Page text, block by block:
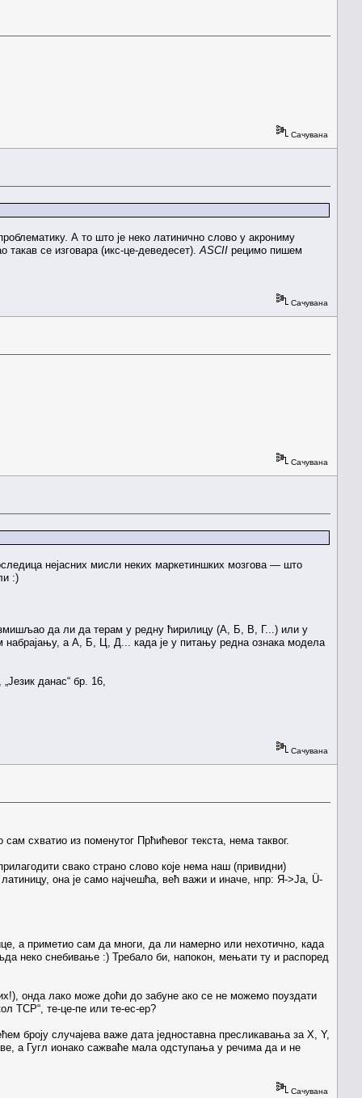
Сачувана
А то што је неко латинично слово у акрониму
се изговара (икс-це-деведесет). ASCII рецимо пишем
Сачувана
Сачувана
нејасних мисли неких маркетиншких мозгова — што
:)
да ли да терам у редну ћирилицу (А, Б, В, Г...) или у
а А, Б, Ц, Д... када је у питању редна ознака модела
данас“ бр. 16,
Сачувана
схватио из поменутог Прћићевог текста, нема таквог.
свако страно слово које нема наш (привидни)
она је само најчешћа, већ важи и иначе, нпр: Я->Ја, Ü-
а приметио сам да многи, да ли намерно или нехотично, када
неко снебивање :) Требало би, напокон, мењати ту и распоред
онда лако може доћи до забуне ако се не можемо поуздати
TCP“, те-це-пе или те-ес-ер?
броју случајева важе дата једноставна пресликавања за X, Y,
а Гугл ионако сажваће мала одступања у речима да и не
Сачувана